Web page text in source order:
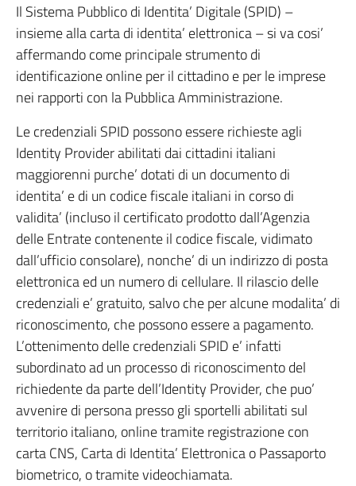
Il Sistema Pubblico di Identita’ Digitale (SPID) –
insieme alla carta di identita’ elettronica – si va cosi’
affermando come principale strumento di
identificazione online per il cittadino e per le imprese
nei rapporti con la Pubblica Amministrazione.
Le credenziali SPID possono essere richieste agli
Identity Provider abilitati dai cittadini italiani
maggiorenni purche’ dotati di un documento di
identita’ e di un codice fiscale italiani in corso di
validita’ (incluso il certificato prodotto dall’Agenzia
delle Entrate contenente il codice fiscale, vidimato
dall’ufficio consolare), nonche’ di un indirizzo di posta
elettronica ed un numero di cellulare. Il rilascio delle
credenziali e’ gratuito, salvo che per alcune modalita’ di
riconoscimento, che possono essere a pagamento.
L’ottenimento delle credenziali SPID e’ infatti
subordinato ad un processo di riconoscimento del
richiedente da parte dell’Identity Provider, che puo’
avvenire di persona presso gli sportelli abilitati sul
territorio italiano, online tramite registrazione con
carta CNS, Carta di Identita’ Elettronica o Passaporto
biometrico, o tramite videochiamata.